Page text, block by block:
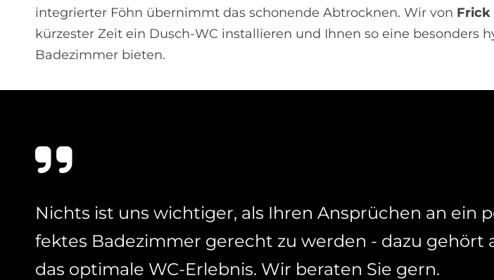
integrierter Föhn übernimmt das schonende Abtrocknen. Wir von Frick
kürzester Zeit ein Dusch-WC installieren und Ihnen so eine besonders
Badezimmer bieten.
Nichts ist uns wich­ti­ger, als Ih­ren An­sprü­chen an ein
fek­tes Ba­de­zim­mer ge­recht zu wer­den - dazu ge­hört
das op­ti­ma­le WC-Er­leb­nis. Wir be­ra­ten Sie gern.